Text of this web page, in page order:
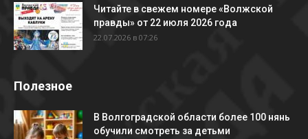
Читайте в свежем номере «Волжской
правды» от 22 июля 2026 года
22.07.2026 в 07:26
Полезное
В Волгоградской области более 100 нянь
обучили смотреть за детьми